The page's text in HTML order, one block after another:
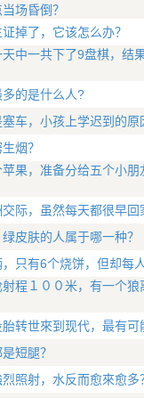
场昏倒？
掉了，它该怎么办？
中一共下了9盘棋，结
多的是什么人?
车，小孩上学迟到的原
烟？
果，准备分给五个小
际，虽然每天都很早
皮肤的人属于哪一种？
只有6个烧饼，但却每
程１００米，有一个
转世來到现代，最有可
短腿？
照射，水反而愈來愈多